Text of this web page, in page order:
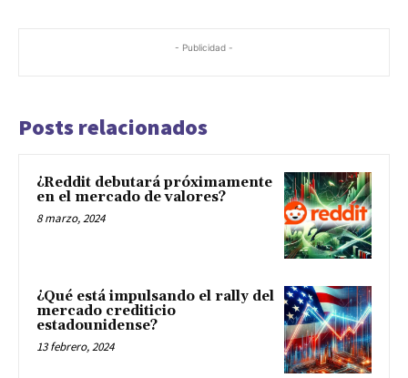
- Publicidad -
Posts relacionados
¿Reddit debutará próximamente
en el mercado de valores?
8 marzo, 2024
¿Qué está impulsando el rally del
mercado crediticio
estadounidense?
13 febrero, 2024